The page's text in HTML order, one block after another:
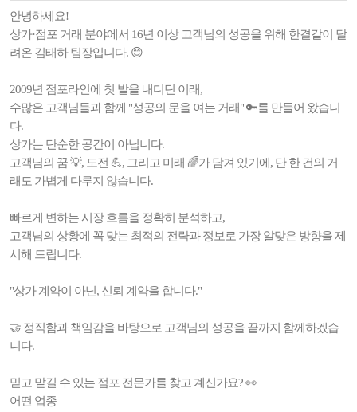
안녕하세요!
상가·점포 거래 분야에서 16년 이상 고객님의 성공을 위해 한결같이 달
려온 김태하 팀장입니다. 😊
2009년 점포라인에 첫 발을 내디딘 이래,
수많은 고객님들과 함께 "성공의 문을 여는 거래" 🔑를 만들어 왔습니
다.
상가는 단순한 공간이 아닙니다.
고객님의 꿈 💡, 도전 💪, 그리고 미래 🌈가 담겨 있기에, 단 한 건의 거
래도 가볍게 다루지 않습니다.
빠르게 변하는 시장 흐름을 정확히 분석하고,
고객님의 상황에 꼭 맞는 최적의 전략과 정보로 가장 알맞은 방향을 제
시해 드립니다.
"상가 계약이 아닌, 신뢰 계약을 합니다."
🤝 정직함과 책임감을 바탕으로 고객님의 성공을 끝까지 함께하겠습
니다.
믿고 맡길 수 있는 점포 전문가를 찾고 계신가요? 👀
어떤 업종